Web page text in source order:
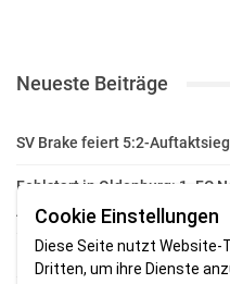
Neueste Beiträge
SV Brake feiert 5:2-
Fehlstart in Oldenburg: 1. FC
Auftakt
Fußball in der Wesermarsch:
Cookie Einstellungen
Diese Seite nutzt Website-
Dritten, um ihre Dienste